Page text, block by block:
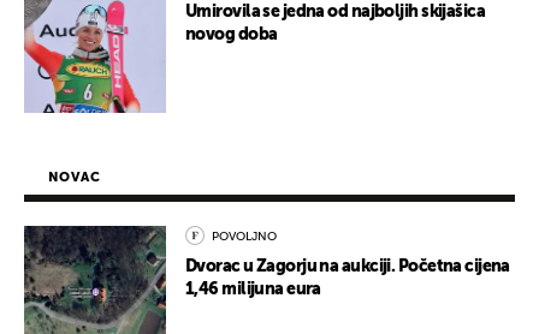
Umirovila se jedna od najboljih skijašica
novog doba
NOVAC
POVOLJNO
Dvorac u Zagorju na aukciji. Početna cijena
1,46 milijuna eura